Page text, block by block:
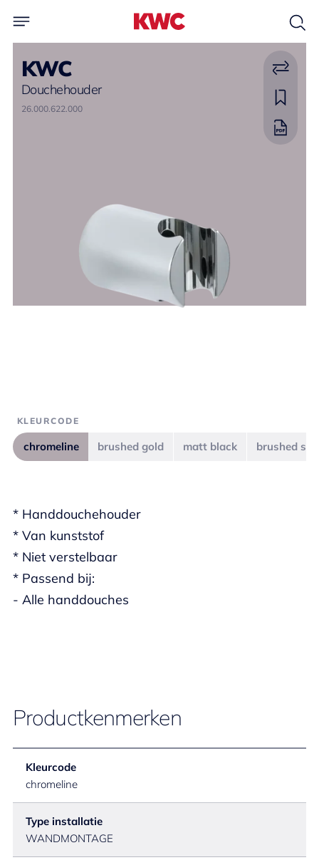
KWC
Douchehouder
26.000.622.000
* Handdouchehouder
* Van kunststof
* Niet verstelbaar
* Passend bij:
- Alle handdouches
KLEURCODE
chromeline brushed gold matt black brushed
Productkenmerken
Kleurcode
chromeline
Type installatie
WANDMONTAGE